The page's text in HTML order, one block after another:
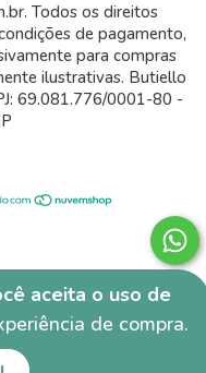
aceita o uso de
de compra.
Todos os direitos
de pagamento,
para compras
ilustrativas. Butiello
69.081.776/0001-80 -